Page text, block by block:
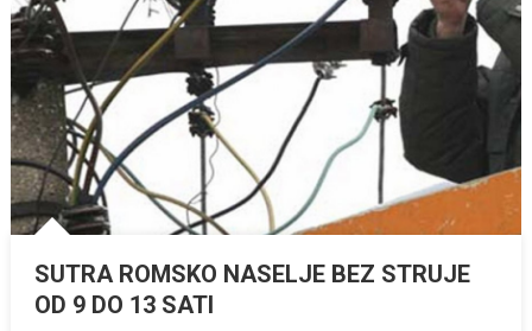
SUTRA ROMSKO NASELJE BEZ STRUJE
OD 9 DO 13 SATI